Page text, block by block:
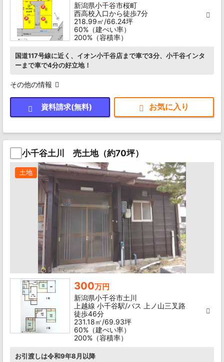
新潟県小千谷市桜町
西高校入口から徒歩7分
218.99㎡/66.24坪
60%（建ぺい率）
200%（容積率）
国道117号線に近く、イオン小千谷店まで車で3分、小千谷インタ
ーまで車で4分の好立地！
その他の情報
資料請求(無料)
小千谷土川 売土地（約70坪）
土地
300万円
新潟県小千谷市土川
上越線 小千谷駅/バス 上ノ山三叉路
徒歩46分
231.18㎡/69.93坪
60%（建ぺい率）
200%（容積率）
お引渡しは令和9年8月以降